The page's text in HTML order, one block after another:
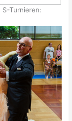
Turnieren: